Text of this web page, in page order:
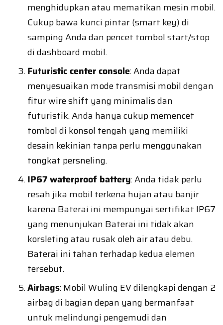
menghidupkan atau mematikan mesin mobil.
Cukup bawa kunci pintar (smart key) di
samping Anda dan pencet tombol start/stop
di dashboard mobil.
Futuristic center console: Anda dapat
menyesuaikan mode transmisi mobil dengan
fitur wire shift yang minimalis dan
futuristik. Anda hanya cukup memencet
tombol di konsol tengah yang memiliki
desain kekinian tanpa perlu menggunakan
tongkat persneling.
IP67 waterproof battery: Anda tidak perlu
resah jika mobil terkena hujan atau banjir
karena Baterai ini mempunyai sertifikat IP67
yang menunjukan Baterai ini tidak akan
korsleting atau rusak oleh air atau debu.
Baterai ini tahan terhadap kedua elemen
tersebut.
Airbags: Mobil Wuling EV dilengkapi dengan 2
airbag di bagian depan yang bermanfaat
untuk melindungi pengemudi dan